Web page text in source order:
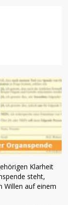
Klarheit
steht,
Willen auf einem